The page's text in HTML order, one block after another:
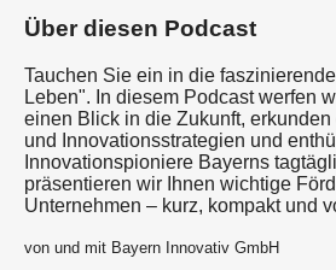
Über diesen Podcast
Tauchen Sie ein in die
Leben". In diesem Podcast werfen
einen Blick in die Zukunft,
und Innovationsstrategien und
Innovationspioniere Bayerns
präsentieren wir Ihnen wichtige
Unternehmen – kurz, kompakt und
von und mit Bayern Innovativ GmbH